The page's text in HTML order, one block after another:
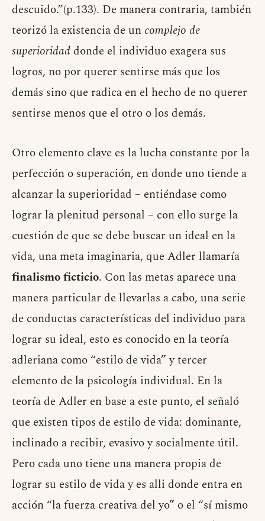
descuido.”(p.133). De manera contraria, también
teorizó la existencia de un complejo de
superioridaddonde el individuo exagera sus
logros, no por querer sentirse más que los
demás sino que radica en el hecho de no querer
sentirse menos que el otro o los demás.
Otro elemento clave es la lucha constante por la
perfección o superación, en donde uno tiende a
alcanzar la superioridad – entiéndase como
lograr la plenitud personal – con ello surge la
cuestión de que se debe buscar un ideal en la
vida, una meta imaginaria, que Adler llamaría
finalismo ficticio. Con las metas aparece una
manera particular de llevarlas a cabo, una serie
de conductas características del individuo para
lograr su ideal, esto es conocido en la teoría
adleriana como “estilo de vida” y tercer
elemento de la psicología individual. En la
teoría de Adler en base a este punto, el señaló
que existen tipos de estilo de vida: dominante,
inclinado a recibir, evasivo y socialmente útil.
Pero cada uno tiene una manera propia de
lograr su estilo de vida y es alli donde entra en
acción “la fuerza creativa del yo” o el “sí mismo